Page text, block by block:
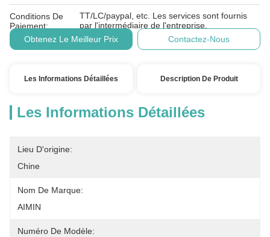
Conditions De
Paiement:
TT/LC/paypal, etc. Les services sont fournis
par l'intermédiaire de l'entreprise.
Obtenez Le Meilleur Prix
Contactez-Nous
Les Informations Détaillées Description De Produit
Les Informations Détaillées
Lieu D'origine:
Chine
Nom De Marque:
AIMIN
Numéro De Modèle: